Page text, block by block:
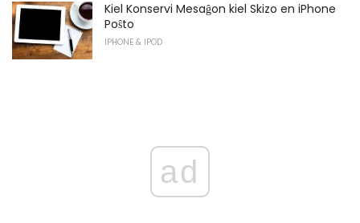
Kiel Konservi Mesaĝon kiel Skizo en iPhone
Poŝto
IPHONE & IPOD
ad